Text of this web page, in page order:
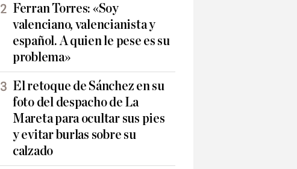
Ferran Torres: «Soy
valenciano, valencianista y
español. A quien le pese es su
problema»
El retoque de Sánchez en su
foto del despacho de La
Mareta para ocultar sus pies
y evitar burlas sobre su
calzado